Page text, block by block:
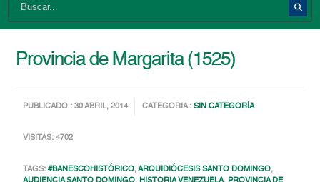
Provincia de Margarita (1525)
PUBLICADO : 30 ABRIL, 2014 CATEGORIA :SIN CATEGORÍA
VISITAS: 4702
TAGS:#BANESCOHISTÓRICO,ARQUIDIÓCESIS SANTO DOMINGO,